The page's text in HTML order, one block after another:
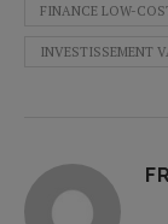
FINANCE LOW-
INVESTISSEMENT